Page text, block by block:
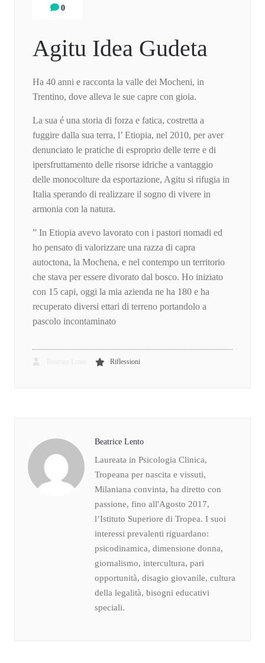
0
Agitu Idea Gudeta
Ha 40 anni e racconta la valle dei Mocheni, in
Trentino, dove alleva le sue capre con gioia.
La sua é una storia di forza e fatica, costretta a
fuggire dalla sua terra, l’ Etiopia, nel 2010, per aver
denunciato le pratiche di esproprio delle terre e di
ipersfruttamento delle risorse idriche a vantaggio
delle monocolture da esportazione, Agitu si rifugia in
Italia sperando di realizzare il sogno di vivere in
armonia con la natura.
” In Etiopia avevo lavorato con i pastori nomadi ed
ho pensato di valorizzare una razza di capra
autoctona, la Mochena, e nel contempo un territorio
che stava per essere divorato dal bosco. Ho iniziato
con 15 capi, oggi la mia azienda ne ha 180 e ha
recuperato diversi ettari di terreno portandolo a
pascolo incontaminato
Riflessioni
Beatrice Lento
Laureata in Psicologia Clinica,
Tropeana per nascita e vissuti,
Milaniana convinta, ha diretto con
passione, fino all'Agosto 2017,
l’Istituto Superiore di Tropea. I suoi
interessi prevalenti riguardano:
psicodinamica, dimensione donna,
giornalismo, intercultura, pari
opportunità, disagio giovanile, cultura
della legalità, bisogni educativi
speciali.